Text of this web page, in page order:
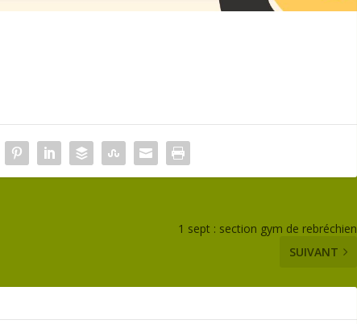
1 sept : section gym de rebréchien
SUIVANT